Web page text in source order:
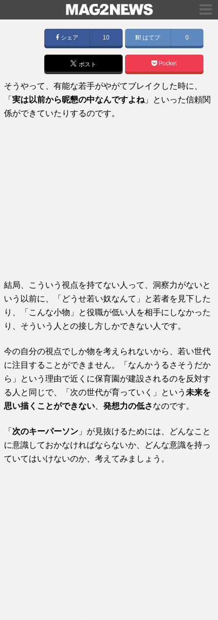
シェア 10 はてブ 0
ポスト Pocket
そうやって、有能な若手がやがてブレイクした時に、
「実は以前から昵懇の中なんですよね 」といった信頼関
係ができていたりするのです。
結局、こういう視点を持てない人って、洞察力がないと
いう以前に、「どうせ若い奴なんて」と若者を見下した
り、「こんな小物」と役職が低い人を相手にしなかった
り、そういう人との接し方しかできない人です。
今の自分の視点でしか物を考えられないから、若い世代
に注目することができません。「なんかうるさそうだか
ら」という理由で近くに保育園が建設されるのを反対す
る人と同じで、「次の世代が育っていく」という 未来を
思い描くことができない、発想力の低さなのです。
「 次のキーパーソン 」が見抜けるためには、どんなこと
に意識しておかなければならないか、どんな意識を持っ
ていてはいけないのか、考えてみましょう。